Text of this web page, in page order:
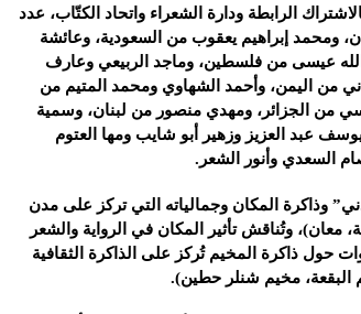
الرابطة ودارة الشعراء واتحاد الكتّاب، عدد
ومحمد إبراهيم يعقوب من السعودية، وعائشة
عيسى من فلسطين، وماجد الربيعي وعارف
من اليمن، وأحمد الشهاوي ومحمد المتيم من
من الجزائر، ومهدي منصور من لبنان، وسمية
عبد العزيز وزهير أبو شايب ومها العتوم
السعدي وأنور الشعر.
وذاكرة المكان وجمالياته التي تركز على مدن
معان)، وتُناقش تأثير المكان في الرواية والشعر
حول ذاكرة المخيم تُركز على الذاكرة الثقافية
البقعة، مخيم شنلر حطين).